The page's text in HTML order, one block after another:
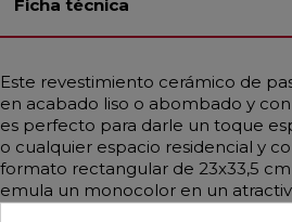
Ficha técnica
Este revestimiento cerámico de
en acabado liso o abombado y
es perfecto para darle un toque
o cualquier espacio residencial y
formato rectangular de 23x33,5
emula un monocolor en un